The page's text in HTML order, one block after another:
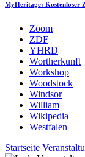
MyHeritage: Kostenloser
Zoom
ZDF
YHRD
Wortherkunft
Workshop
Woodstock
Windsor
William
Wikipedia
Westfalen
Startseite